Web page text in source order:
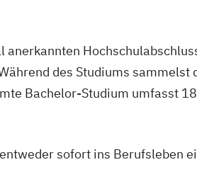
des Studiums sammelst
Bachelor-Studium umfasst
sofort ins Berufsleben